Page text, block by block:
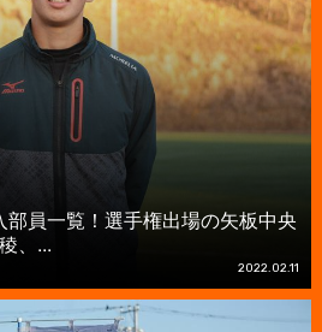
員一覧！選手権出場の矢板中央
、...
2022.02.11